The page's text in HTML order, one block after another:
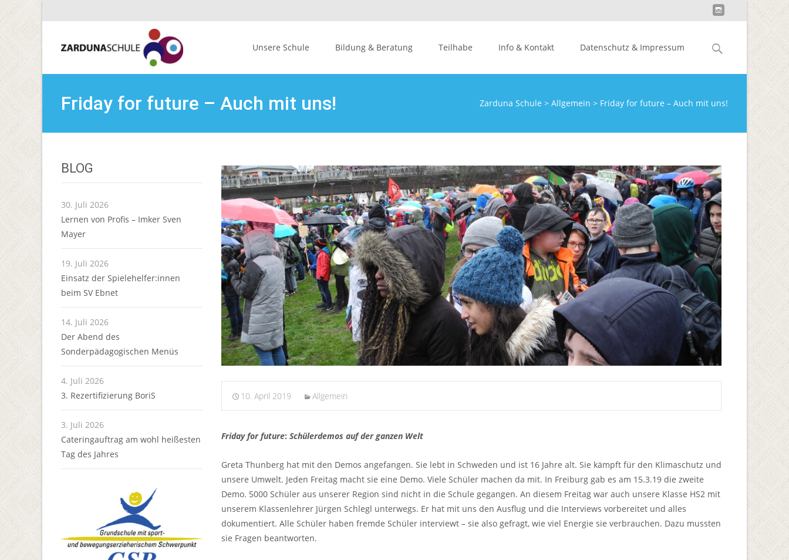
Unsere Schule Bildung & Beratung Teilhabe Info & Kontakt Datenschutz & Impressum
Suchen
nach:
Friday for future – Auch mit uns! Zarduna Schule > Allgemein > Friday for future – Auch mit uns!
BLOG
30. Juli 2026
Lernen von Profis – Imker Sven
Mayer
19. Juli 2026
Einsatz der Spielehelfer:innen
beim SV Ebnet
14. Juli 2026
Der Abend des
Sonderpädagogischen Menüs
4. Juli 2026
3. Rezertifizierung BoriS
3. Juli 2026
Cateringauftrag am wohl heißesten
Tag des Jahres
10. April 2019 Allgemein
Friday for future: Schülerdemos auf der ganzen Welt
Greta Thunberg hat mit den Demos angefangen. Sie lebt in Schweden und ist 16 Jahre alt. Sie kämpft für den Klimaschutz und
unsere Umwelt. Jeden Freitag macht sie eine Demo. Viele Schüler machen da mit. In Freiburg gab es am 15.3.19 die zweite
Demo. 5000 Schüler aus unserer Region sind nicht in die Schule gegangen. An diesem Freitag war auch unsere Klasse HS2 mit
unserem Klassenlehrer Jürgen Schlegl unterwegs. Er hat mit uns den Ausflug und die Interviews vorbereitet und alles
dokumentiert. Alle Schüler haben fremde Schüler interviewt – sie also gefragt, wie viel Energie sie verbrauchen. Dazu mussten
sie Fragen beantworten.